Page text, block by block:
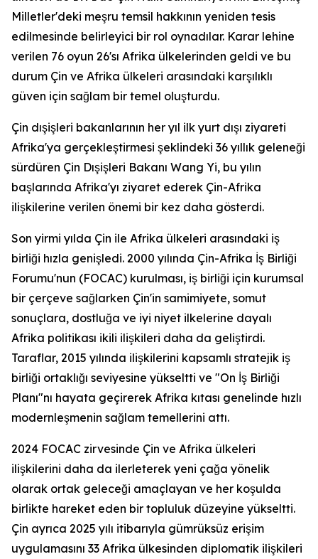
Milletler'deki meşru temsil hakkının yeniden tesis
edilmesinde belirleyici bir rol oynadılar. Karar lehine
verilen 76 oyun 26'sı Afrika ülkelerinden geldi ve bu
durum Çin ve Afrika ülkeleri arasındaki karşılıklı
güven için sağlam bir temel oluşturdu.
Çin dışişleri bakanlarının her yıl ilk yurt dışı ziyareti
Afrika'ya gerçekleştirmesi şeklindeki 36 yıllık geleneği
sürdüren Çin Dışişleri Bakanı Wang Yi, bu yılın
başlarında Afrika'yı ziyaret ederek Çin-Afrika
ilişkilerine verilen önemi bir kez daha gösterdi.
Son yirmi yılda Çin ile Afrika ülkeleri arasındaki iş
birliği hızla genişledi. 2000 yılında Çin-Afrika İş Birliği
Forumu'nun (FOCAC) kurulması, iş birliği için kurumsal
bir çerçeve sağlarken Çin'in samimiyete, somut
sonuçlara, dostluğa ve iyi niyet ilkelerine dayalı
Afrika politikası ikili ilişkileri daha da geliştirdi.
Taraflar, 2015 yılında ilişkilerini kapsamlı stratejik iş
birliği ortaklığı seviyesine yükseltti ve "On İş Birliği
Planı"nı hayata geçirerek Afrika kıtası genelinde hızlı
modernleşmenin sağlam temellerini attı.
2024 FOCAC zirvesinde Çin ve Afrika ülkeleri
ilişkilerini daha da ilerleterek yeni çağa yönelik
olarak ortak geleceği amaçlayan ve her koşulda
birlikte hareket eden bir topluluk düzeyine yükseltti.
Çin ayrıca 2025 yılı itibarıyla gümrüksüz erişim
uygulamasını 33 Afrika ülkesinden diplomatik ilişkileri